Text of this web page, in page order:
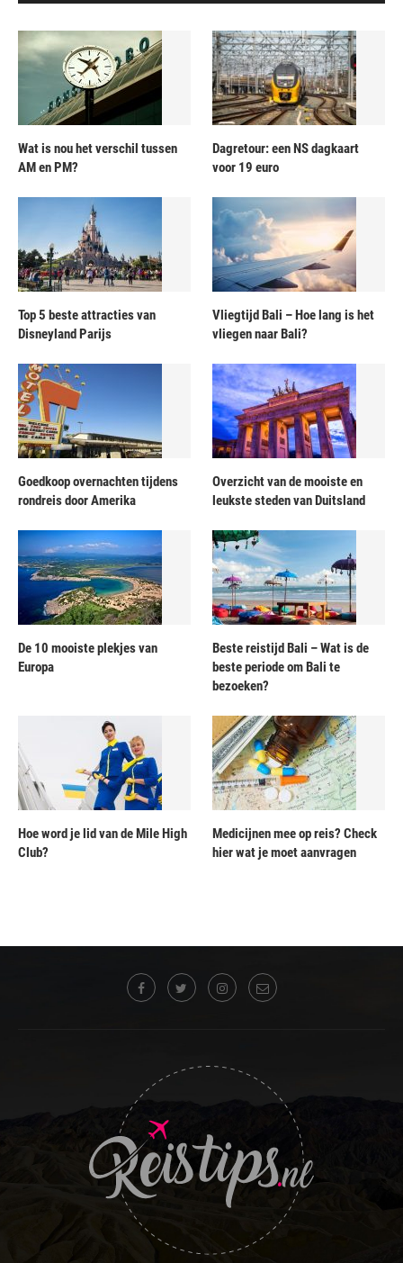
Wat is nou het verschil tussen
AM en PM?
Dagretour: een NS dagkaart
voor 19 euro
Top 5 beste attracties van
Disneyland Parijs
Vliegtijd Bali – Hoe lang is het
vliegen naar Bali?
Goedkoop overnachten tijdens
rondreis door Amerika
Overzicht van de mooiste en
leukste steden van Duitsland
De 10 mooiste plekjes van
Europa
Beste reistijd Bali – Wat is de
beste periode om Bali te
bezoeken?
Hoe word je lid van de Mile High
Club?
Medicijnen mee op reis? Check
hier wat je moet aanvragen